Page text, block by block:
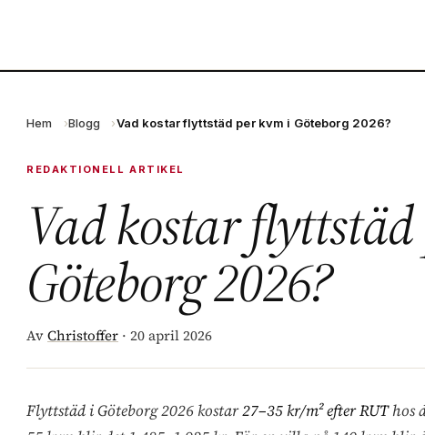
Hem Blogg Vad kostar flyttstäd per kvm i Göteborg 2026?
REDAKTIONELL ARTIKEL
Vad kostar
Göteborg 2026?
AvChristoffer · 20 april 2026
Flyttstäd i Göteborg 2026 kostar27–35 kr/m² efter RUThos